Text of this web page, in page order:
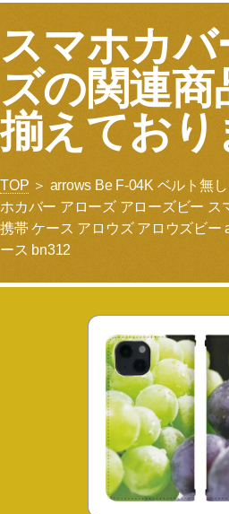
スマホカバ
ズの関連商
揃えており
TOP ＞ arrows Be F-04K ベルト無
ホカバー アローズ アローズビー ス
携帯 ケース アロウズ アロウズビー
ース bn312